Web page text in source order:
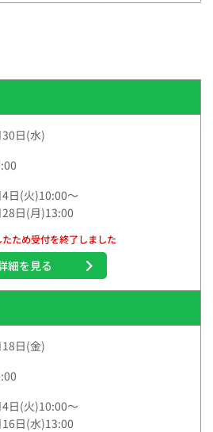
日(水)
日(火)10:00～
日(月)13:00
ため受付を終了しました
細を見る
日(金)
日(火)10:00～
日(水)13:00